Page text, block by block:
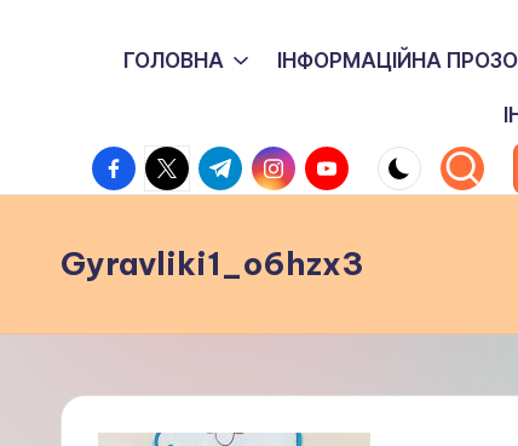
ГОЛОВНА ІНФОРМАЦІЙНА
facebook.com
twitter.com
t.me instagram.com
youtube.com
Gyravliki1_o6hzx3